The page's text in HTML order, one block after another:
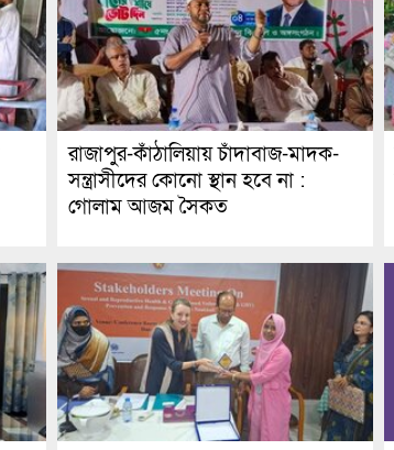
রাজাপুর-কাঁঠালিয়ায় চাঁদাবাজ-মাদক-
সন্ত্রাসীদের কোনো স্থান হবে না :
গোলাম আজম সৈকত